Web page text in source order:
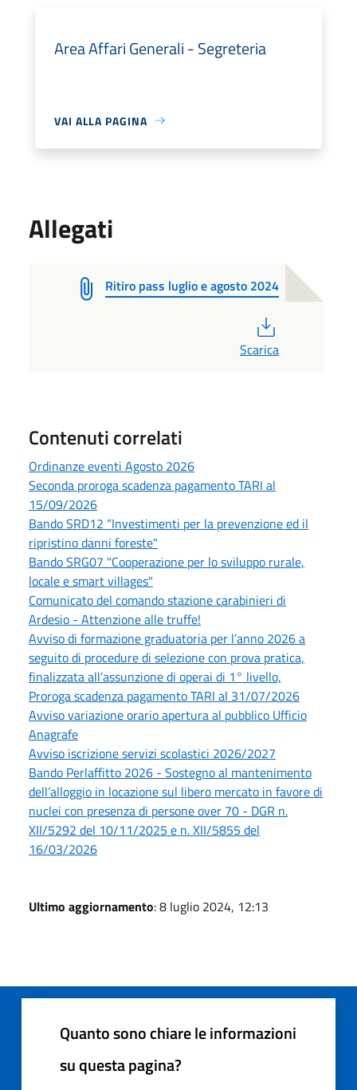
Area Affari Generali - Segreteria
VAI ALLA PAGINA
Allegati
Ritiro pass luglio e agosto 2024
Scarica
Contenuti correlati
Ordinanze eventi Agosto 2026
Seconda proroga scadenza pagamento TARI al
15/09/2026
Bando SRD12 “Investimenti per la prevenzione ed il
ripristino danni foreste"
Bando SRG07 "Cooperazione per lo sviluppo rurale,
locale e smart villages"
Comunicato del comando stazione carabinieri di
Ardesio - Attenzione alle truffe!
Avviso di formazione graduatoria per l’anno 2026 a
seguito di procedure di selezione con prova pratica,
finalizzata all’assunzione di operai di 1° livello,
Proroga scadenza pagamento TARI al 31/07/2026
Avviso variazione orario apertura al pubblico Ufficio
Anagrafe
Avviso iscrizione servizi scolastici 2026/2027
Bando Perlaffitto 2026 - Sostegno al mantenimento
dell’alloggio in locazione sul libero mercato in favore di
nuclei con presenza di persone over 70 - DGR n.
XII/5292 del 10/11/2025 e n. XII/5855 del
16/03/2026
Ultimo aggiornamento: 8 luglio 2024, 12:13
Quanto sono chiare le informazioni
su questa pagina?